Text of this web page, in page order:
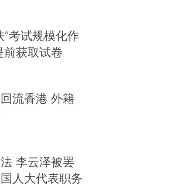
”考试规模化作
获取试卷
流香港 外籍
李云泽被罢
人大代表职务